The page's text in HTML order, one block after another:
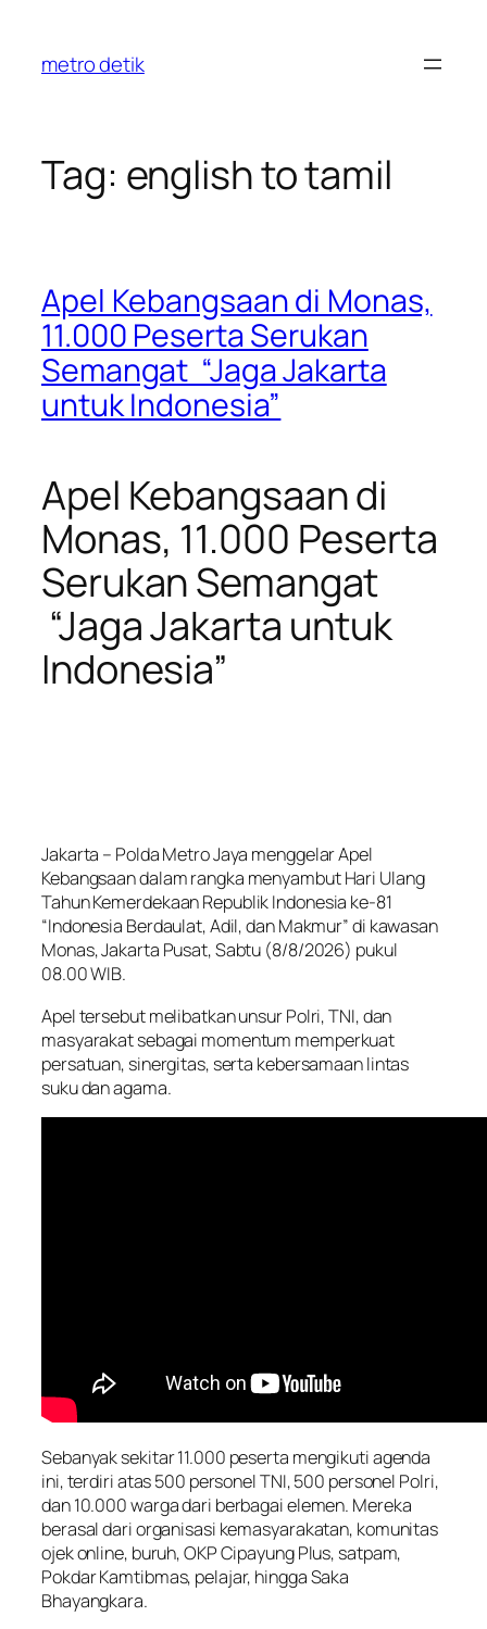
content
metro detik
Tag: english to tamil
Apel Kebangsaan di Monas,
11.000 Peserta Serukan
Semangat “Jaga Jakarta
untuk Indonesia”
Apel Kebangsaan di
Monas, 11.000 Peserta
Serukan Semangat
“Jaga Jakarta untuk
Indonesia”
Jakarta – Polda Metro Jaya menggelar Apel
Kebangsaan dalam rangka menyambut Hari Ulang
Tahun Kemerdekaan Republik Indonesia ke-81
“Indonesia Berdaulat, Adil, dan Makmur” di kawasan
Monas, Jakarta Pusat, Sabtu (8/8/2026) pukul
08.00 WIB.
Apel tersebut melibatkan unsur Polri, TNI, dan
masyarakat sebagai momentum memperkuat
persatuan, sinergitas, serta kebersamaan lintas
suku dan agama.
Sebanyak sekitar 11.000 peserta mengikuti agenda
ini, terdiri atas 500 personel TNI, 500 personel Polri,
dan 10.000 warga dari berbagai elemen. Mereka
berasal dari organisasi kemasyarakatan, komunitas
ojek online, buruh, OKP Cipayung Plus, satpam,
Pokdar Kamtibmas, pelajar, hingga Saka
Bhayangkara.